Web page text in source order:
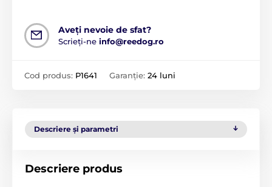
Aveți nevoie de sfat?
Scrieți-ne info@reedog.ro
Cod produs: P1641 Garanție: 24 luni
Descriere și parametri
Descriere produs